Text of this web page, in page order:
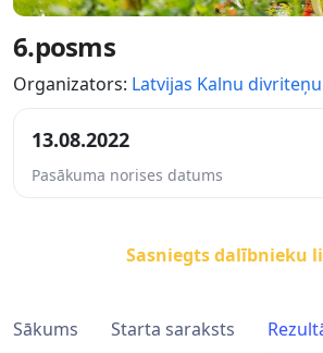
6.posms
Organizators: Latvijas Kalnu
13.08.2022
Pasākuma norises datums
Sasniegts dalībnieku
Sākums Starta saraksts